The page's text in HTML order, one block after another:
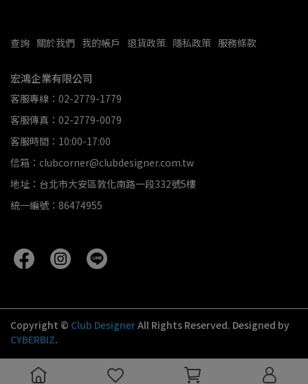
查詢 關於我們 我的帳戶 退貨政策 隱私政策 服務條款
宏鴻企業有限公司
客服專線：02-2779-1779
客服傳真：02-2779-0079
客服時間：10:00-17:00
信箱：clubcorner@clubdesigner.com.tw
地址：台北市大安區敦化南路一段332號5樓
統一編號：86474955
Copyright © Club DesignerAll Rights Reserved. Designed by
CYBERBIZ.